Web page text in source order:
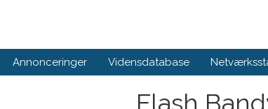
Annonceringer Vidensdatabase
Flash